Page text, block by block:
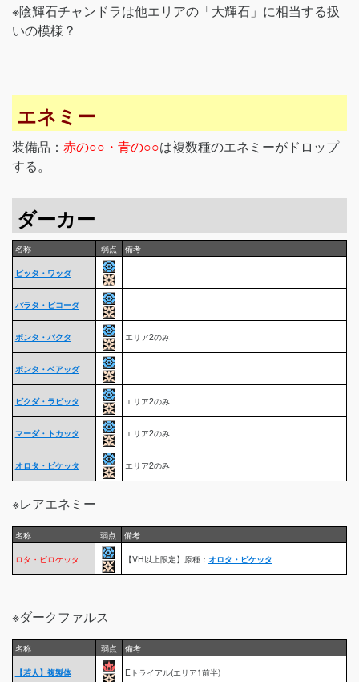
※陰輝石チャンドラは他エリアの「大輝石」に相当する扱
いの模様？
エネミー
装備品： 赤の○○・青の○○は複数種のエネミーがドロップ
する。
ダーカー
名称 弱点
備考
ピッタ・ワッダ
パラタ・ピコーダ
ボンタ・バクタ エリア2のみ
ボンタ・ベアッダ
ビクダ・ラビッタ エリア2のみ
マーダ・トカッタ エリア2のみ
オロタ・ビケッタ エリア2のみ
※レアエネミー
名称 弱点
備考
ロタ・ビロケッタ
【VH以上限定】原種： オロタ・ビケッタ
※ダークファルス
名称 弱点
備考
【若人】複製体
Eトライアル(エリア1前半)